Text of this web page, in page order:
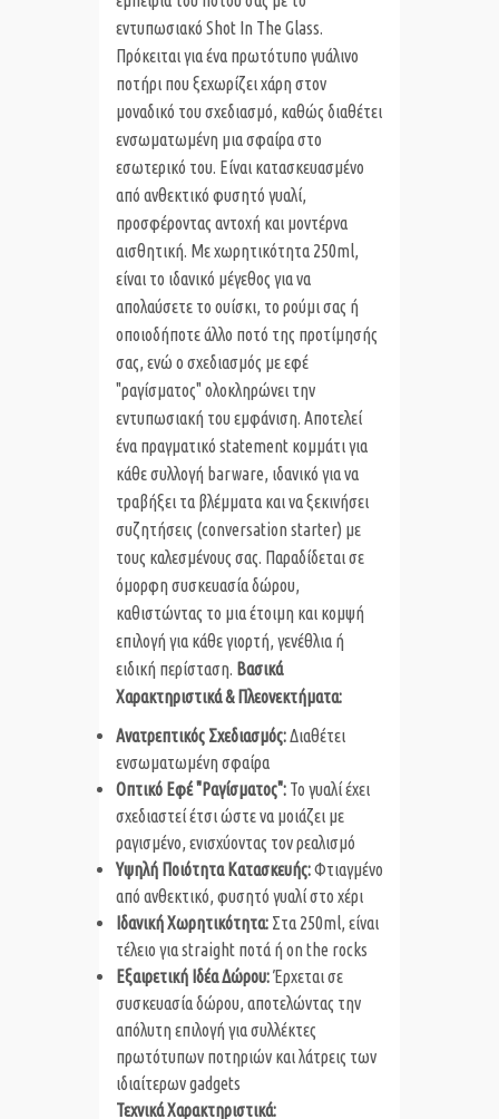
εντυπωσιακό Shot In The Glass.
Πρόκειται για ένα πρωτότυπο γυάλινο
ποτήρι που ξεχωρίζει χάρη στον
μοναδικό του σχεδιασμό, καθώς διαθέτει
ενσωματωμένη μια σφαίρα στο
εσωτερικό του. Είναι κατασκευασμένο
από ανθεκτικό φυσητό γυαλί,
προσφέροντας αντοχή και μοντέρνα
αισθητική. Mε χωρητικότητα 250ml,
είναι το ιδανικό μέγεθος για να
απολαύσετε το ουίσκι, το ρούμι σας ή
οποιοδήποτε άλλο ποτό της προτίμησής
σας, ενώ ο σχεδιασμός με εφέ
"ραγίσματος" ολοκληρώνει την
εντυπωσιακή του εμφάνιση. Αποτελεί
ένα πραγματικό statement κομμάτι για
κάθε συλλογή barware, ιδανικό για να
τραβήξει τα βλέμματα και να ξεκινήσει
συζητήσεις (conversation starter) με
τους καλεσμένους σας. Παραδίδεται σε
όμορφη συσκευασία δώρου,
καθιστώντας το μια έτοιμη και κομψή
επιλογή για κάθε γιορτή, γενέθλια ή
ειδική περίσταση. Βασικά
Χαρακτηριστικά & Πλεονεκτήματα:
Ανατρεπτικός Σχεδιασμός:Διαθέτει
ενσωματωμένη σφαίρα
Οπτικό Εφέ "Ραγίσματος": Το γυαλί έχει
σχεδιαστεί έτσι ώστε να μοιάζει με
ραγισμένο, ενισχύοντας τον ρεαλισμό
Υψηλή Ποιότητα Κατασκευής:Φτιαγμένο
από ανθεκτικό, φυσητό γυαλί στο χέρι
Ιδανική Χωρητικότητα: Στα 250ml, είναι
τέλειο για straight ποτά ή on the rocks
Εξαιρετική Ιδέα Δώρου:Έρχεται σε
συσκευασία δώρου, αποτελώντας την
απόλυτη επιλογή για συλλέκτες
πρωτότυπων ποτηριών και λάτρεις των
ιδιαίτερων gadgets
Τεχνικά Χαρακτηριστικά: